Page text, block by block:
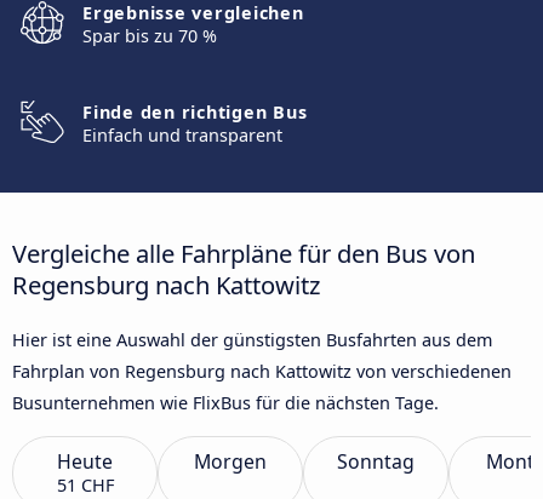
Ergebnisse vergleichen
Spar bis zu 70 %
Finde den richtigen Bus
Einfach und transparent
Vergleiche alle Fahrpläne für den Bus von
Regensburg nach Kattowitz
Hier ist eine Auswahl der günstigsten Busfahrten aus dem
Fahrplan von Regensburg nach Kattowitz von verschiedenen
Busunternehmen wie FlixBus für die nächsten Tage.
Heute
51 CHF
Morgen Sonntag